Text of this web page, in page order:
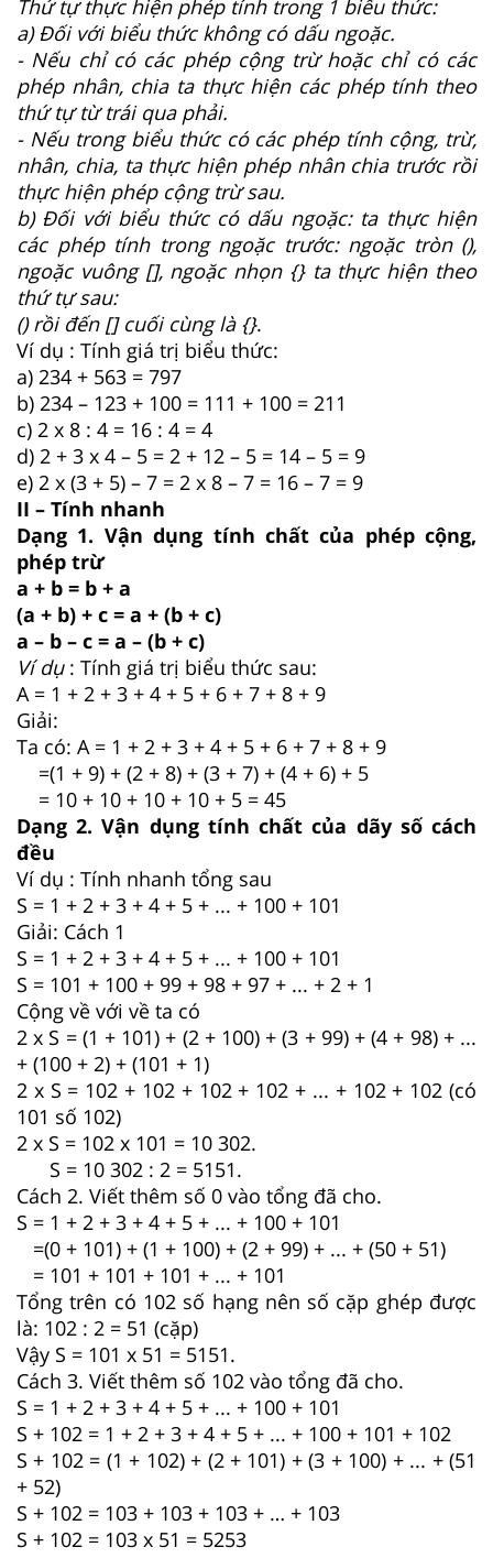
Thứ tự thực hiện phép tính trong 1 biểu thức:
a) Đối với biểu thức không có dấu ngoặc.
- Nếu chỉ có các phép cộng trừ hoặc chỉ có các
phép nhân, chia ta thực hiện các phép tính theo
thứ tự từ trái qua phải.
- Nếu trong biểu thức có các phép tính cộng, trừ,
nhân, chia, ta thực hiện phép nhân chia trước rồi
thực hiện phép cộng trừ sau.
b) Đối với biểu thức có dấu ngoặc: ta thực hiện
các phép tính trong ngoặc trước: ngoặc tròn (),
ngoặc vuông [], ngoặc nhọn {} ta thực hiện theo
thứ tự sau:
() rồi đến [] cuối cùng là {}.
Ví dụ : Tính giá trị biểu thức:
a) 234 + 563 = 797
b) 234 – 123 + 100 = 111 + 100 = 211
c) 2 x 8 : 4 = 16 : 4 = 4
d) 2 + 3 x 4 – 5 = 2 + 12 – 5 = 14 – 5 = 9
e) 2 x (3 + 5) – 7 = 2 x 8 – 7 = 16 – 7 = 9
II – Tính nhanh
Dạng 1. Vận dụng tính chất của phép cộng,
phép trừ
a + b = b + a
(a + b) + c = a + (b + c)
a – b – c = a – (b + c)
Ví dụ: Tính giá trị biểu thức sau:
A = 1 + 2 + 3 + 4 + 5 + 6 + 7 + 8 + 9
Giải:
Ta có: A = 1 + 2 + 3 + 4 + 5 + 6 + 7 + 8 + 9
=(1 + 9) + (2 + 8) + (3 + 7) + (4 + 6) + 5
= 10 + 10 + 10 + 10 + 5 = 45
Dạng 2. Vận dụng tính chất của dãy số cách
đều
Ví dụ : Tính nhanh tổng sau
S = 1 + 2 + 3 + 4 + 5 + ... + 100 + 101
Giải: Cách 1
S = 1 + 2 + 3 + 4 + 5 + ... + 100 + 101
S = 101 + 100 + 99 + 98 + 97 + ... + 2 + 1
Cộng về với về ta có
2 x S = (1 + 101) + (2 + 100) + (3 + 99) + (4 + 98) + ...
+ (100 + 2) + (101 + 1)
2 x S = 102 + 102 + 102 + 102 + ... + 102 + 102 (có
101 số 102)
2 x S = 102 x 101 = 10 302.
S = 10 302 : 2 = 5151.
Cách 2. Viết thêm số 0 vào tổng đã cho.
S = 1 + 2 + 3 + 4 + 5 + ... + 100 + 101
=(0 + 101) + (1 + 100) + (2 + 99) + ... + (50 + 51)
= 101 + 101 + 101 + ... + 101
Tổng trên có 102 số hạng nên số cặp ghép được
là: 102 : 2 = 51 (cặp)
Vậy S = 101 x 51 = 5151.
Cách 3. Viết thêm số 102 vào tổng đã cho.
S = 1 + 2 + 3 + 4 + 5 + ... + 100 + 101
S + 102 = 1 + 2 + 3 + 4 + 5 + ... + 100 + 101 + 102
S + 102 = (1 + 102) + (2 + 101) + (3 + 100) + ... + (51
+ 52)
S + 102 = 103 + 103 + 103 + … + 103
S + 102 = 103 x 51 = 5253